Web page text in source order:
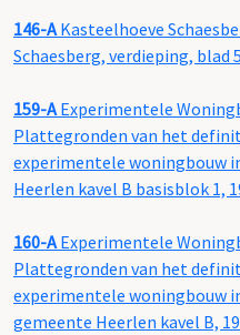
146-AKasteelhoeve
Schaesberg, verdieping, blad
159-AExperimentele
Plattegronden van het
experimentele woningbouw
Heerlen kavel B basisblok 1,
160-AExperimentele
Plattegronden van het
experimentele woningbouw
gemeente Heerlen kavel B,